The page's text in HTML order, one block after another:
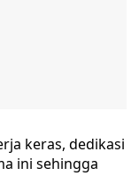
keras, dedikasi
ini sehingga